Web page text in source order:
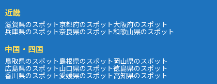
近畿
滋賀県のスポット京都府のスポット大阪府のスポット
兵庫県のスポット奈良県のスポット和歌山県のスポット
中国・四国
鳥取県のスポット島根県のスポット岡山県のスポット
広島県のスポット山口県のスポット徳島県のスポット
香川県のスポット愛媛県のスポット高知県のスポット